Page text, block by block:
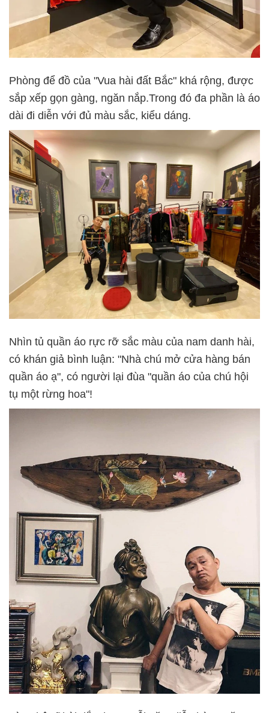
Phòng để đồ của "Vua hài đất Bắc" khá rộng, được
sắp xếp gọn gàng, ngăn nắp.Trong đó đa phần là áo
dài đi diễn với đủ màu sắc, kiểu dáng.
Nhìn tủ quần áo rực rỡ sắc màu của nam danh hài,
có khán giả bình luận: "Nhà chú mở cửa hàng bán
quần áo ạ", có người lại đùa "quần áo của chú hội
tụ một rừng hoa"!